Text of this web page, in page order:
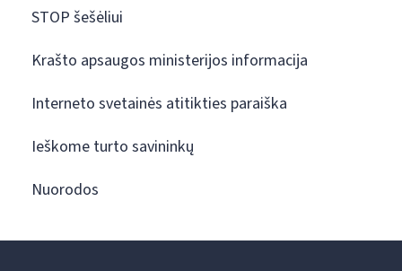
STOP šešėliui
Krašto apsaugos ministerijos informacija
Interneto svetainės atitikties paraiška
Ieškome turto savininkų
Nuorodos